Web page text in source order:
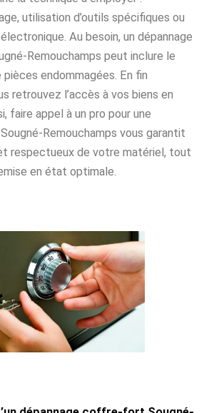
utilisation d’outils spécifiques ou
Au besoin, un dépannage
Remouchamps peut inclure le
endommagées. En fin
retrouvez l’accès à vos biens en
faire appel à un pro pour une
Remouchamps vous garantit
respectueux de votre matériel, tout
en état optimale.